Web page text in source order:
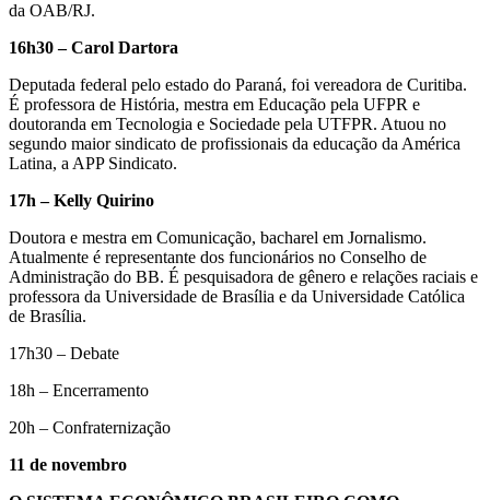
da OAB/RJ.
16h30 – Carol Dartora
Deputada federal pelo estado do Paraná, foi vereadora de Curitiba.
É professora de História, mestra em Educação pela UFPR e
doutoranda em Tecnologia e Sociedade pela UTFPR. Atuou no
segundo maior sindicato de profissionais da educação da América
Latina, a APP Sindicato.
17h – Kelly Quirino
Doutora e mestra em Comunicação, bacharel em Jornalismo.
Atualmente é representante dos funcionários no Conselho de
Administração do BB. É pesquisadora de gênero e relações raciais e
professora da Universidade de Brasília e da Universidade Católica
de Brasília.
17h30 – Debate
18h – Encerramento
20h – Confraternização
11 de novembro